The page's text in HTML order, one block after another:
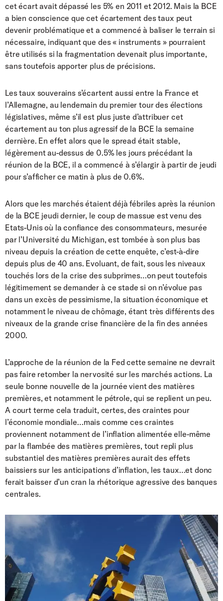
cet écart avait dépassé les 5% en 2011 et 2012. Mais la BCE
a bien conscience que cet écartement des taux peut
devenir problématique et a commencé à baliser le terrain si
nécessaire, indiquant que des « instruments » pourraient
être utilisés si la fragmentation devenait plus importante,
sans toutefois apporter plus de précisions.
Les taux souverains s’écartent aussi entre la France et
l’Allemagne, au lendemain du premier tour des élections
législatives, même s’il est plus juste d’attribuer cet
écartement au ton plus agressif de la BCE la semaine
dernière. En effet alors que le spread était stable,
légèrement au-dessus de 0.5% les jours précédant la
réunion de la BCE, il a commencé à s’élargir à partir de jeudi
pour s’afficher ce matin à plus de 0.6%.
Alors que les marchés étaient déjà fébriles après la réunion
de la BCE jeudi dernier, le coup de massue est venu des
Etats-Unis où la confiance des consommateurs, mesurée
par l’Université du Michigan, est tombée à son plus bas
niveau depuis la création de cette enquête, c’est-à-dire
depuis plus de 40 ans. Evoluant, de fait, sous les niveaux
touchés lors de la crise des subprimes…on peut toutefois
légitimement se demander à ce stade si on n’évolue pas
dans un excès de pessimisme, la situation économique et
notamment le niveau de chômage, étant très différents des
niveaux de la grande crise financière de la fin des années
2000.
L’approche de la réunion de la Fed cette semaine ne devrait
pas faire retomber la nervosité sur les marchés actions. La
seule bonne nouvelle de la journée vient des matières
premières, et notamment le pétrole, qui se replient un peu.
A court terme cela traduit, certes, des craintes pour
l’économie mondiale…mais comme ces craintes
proviennent notamment de l’inflation alimentée elle-même
par la flambée des matières premières, tout repli plus
substantiel des matières premières aurait des effets
baissiers sur les anticipations d’inflation, les taux…et donc
ferait baisser d’un cran la rhétorique agressive des banques
centrales.